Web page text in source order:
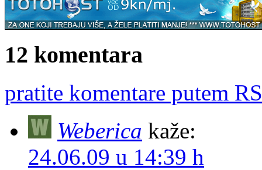
12 komentara
pratite komentare putem
Weberica kaže:
24.06.09 u 14:39 h